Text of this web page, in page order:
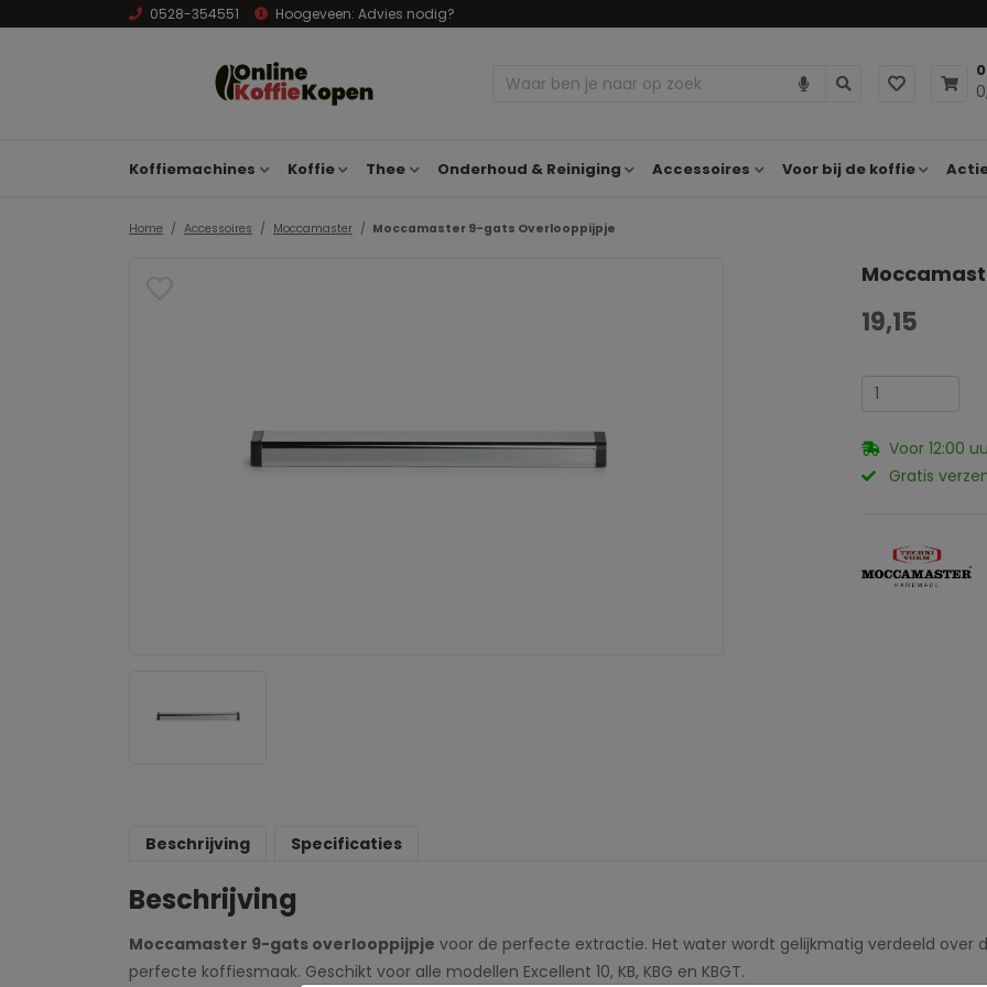
0528-354551 Hoogeveen: Advies nodig?
Koffiemachines Koffie Thee Onderhoud & Reiniging Accessoires Voor bij de koffie
Home Accessoires Moccamaster Moccamaster 9-gats Overlooppijpje
19,15
Voor 12:00
Gratis
Beschrijving Specificaties
Beschrijving
Moccamaster 9-gats overlooppijpje voor de perfecte extractie. Het water wordt gelijkmatig verdeeld over
perfecte koffiesmaak. Geschikt voor alle modellen Excellent 10, KB, KBG en KBGT.